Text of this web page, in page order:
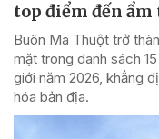
top điểm đến ẩm
Buôn Ma Thuột trở
mặt trong danh sách
giới năm 2026, khẳng
hóa bản địa.